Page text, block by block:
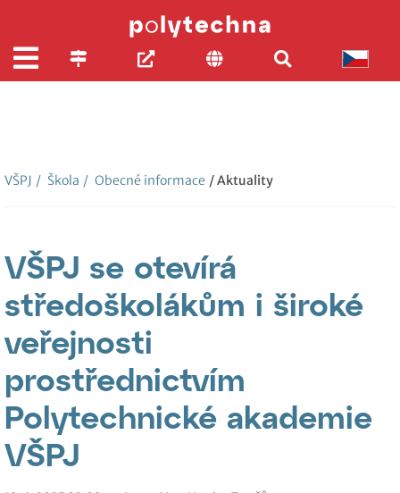
VŠPJ / Škola / Obecné informace / Aktuality
VŠPJ se otevírá
středoškolákům i široké
veřejnosti
prostřednictvím
Polytechnické akademie
VŠPJ